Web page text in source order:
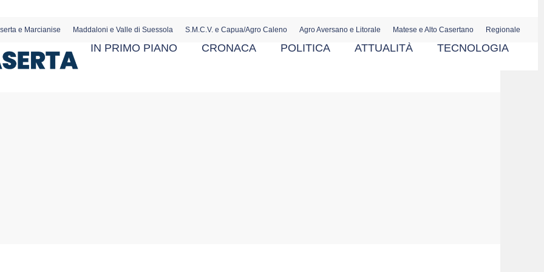
e Marcianise Maddaloni e Valle di Suessola S.M.C.V. e Capua/Agro Caleno Agro Aversano e Litorale Matese e Alto Casertano Regionale
IN PRIMO PIANO CRONACA POLITICA ATTUALITÀ TECNOLOGIA